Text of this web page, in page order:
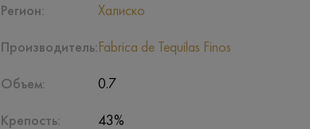
Регион:
Производитель:
Объем:
Крепость:
Халиско
Fabrica de Tequilas Finos
0.7
43%